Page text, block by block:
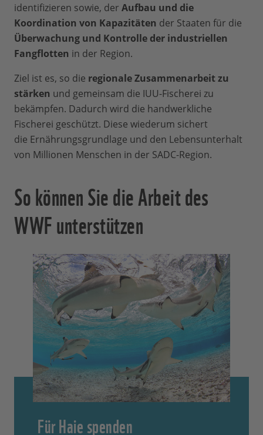
identifizieren sowie, der Aufbau und die
Koordination von Kapazitäten der Staaten für die
Überwachung und Kontrolle der industriellen
Fangflotten in der Region.
Ziel ist es, so die regionale Zusammenarbeit zu
stärken und gemeinsam die IUU-Fischerei zu
bekämpfen. Dadurch wird die handwerkliche
Fischerei geschützt. Diese wiederum sichert
die Ernährungsgrundlage und den Lebensunterhalt
von Millionen Menschen in der SADC-Region.
So können Sie die Arbeit des
WWF unterstützen
Für Haie spenden